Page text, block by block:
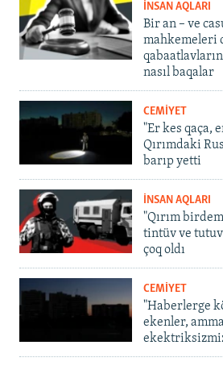
İNSAN AQLARI
Bir an – ve
mahkemeleri
nasıl baqalar
CEMİYET
"Er kes qaça,
Qırımdaki
barıp yetti
İNSAN AQLARI
"Qırım
tintüv ve
çoq oldı
CEMİYET
"Haberlerge
ekenler,